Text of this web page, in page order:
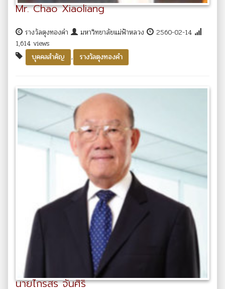
Mr. Chao Xiaoliang
รางวัลตุงทองคำ มหาวิทยาลัยแม่ฟ้าหลวง
2560-02-14
1,614 views
บุคคลสำคัญ
, รางวัลตุงทองคำ
นายไกรสร จันศิริ